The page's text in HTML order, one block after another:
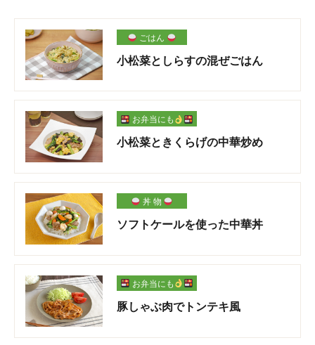
ごはん
小松菜としらすの混ぜごはん
お弁当にも
小松菜ときくらげの中華炒め
丼 物
ソフトケールを使った中華丼
お弁当にも
豚しゃぶ肉でトンテキ風